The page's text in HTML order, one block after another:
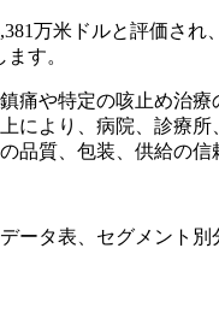
万米ドルと評価さ
す。
痛や特定の咳止め治
により、病院、診療
品​​質、包装、供給の
ータ表、セグメント